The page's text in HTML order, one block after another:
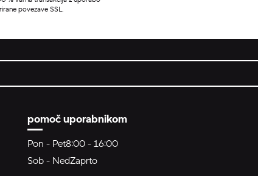
povezave SSL.
pomoč uporabnikom
Pon - Pet8:00 - 16:00
Sob - NedZaprto